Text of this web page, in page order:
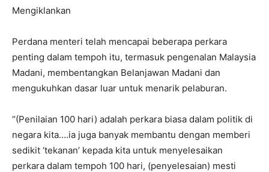
Mengiklankan
Perdana menteri telah mencapai beberapa perkara
penting dalam tempoh itu, termasuk pengenalan Malaysia
Madani, membentangkan Belanjawan Madani dan
mengukuhkan dasar luar untuk menarik pelaburan.
“(Penilaian 100 hari) adalah perkara biasa dalam politik di
negara kita….ia juga banyak membantu dengan memberi
sedikit ‘tekanan’ kepada kita untuk menyelesaikan
perkara dalam tempoh 100 hari, (penyelesaian) mesti